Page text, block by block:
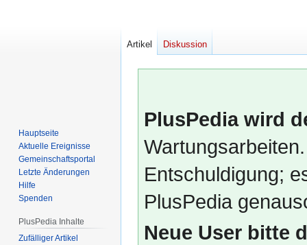
PlusPedia wird
Entschuldigung;
PlusPedia
Neue User bitte
Artikel Diskussion
Hauptseite
Aktuelle Ereignisse
Gemeinschafts­portal
Letzte Änderungen
Hilfe
Spenden
PlusPedia Inhalte
Zufälliger Artikel